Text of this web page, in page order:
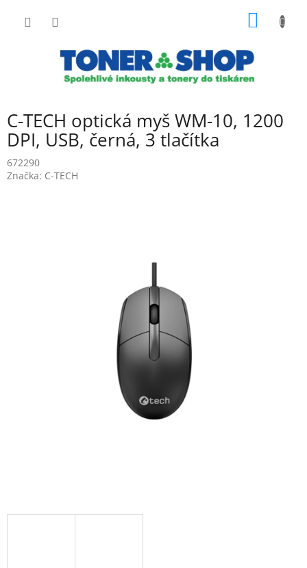
C-TECH optická myš WM-10, 1200
DPI, USB, černá, 3 tlačítka
672290
Značka: C-TECH